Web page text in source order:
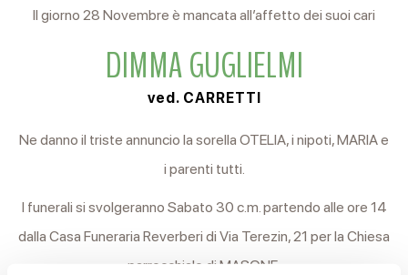
Il giorno 28 Novembre è mancata all’affetto dei suoi cari
DIMMA GUGLIELMI
ved. CARRETTI
Ne danno il triste annuncio la sorella OTELIA, i nipoti, MARIA e
i parenti tutti.
I funerali si svolgeranno Sabato 30 c.m. partendo alle ore 14
dalla Casa Funeraria Reverberi di Via Terezin, 21 per la Chiesa
parrocchiale di MASONE.